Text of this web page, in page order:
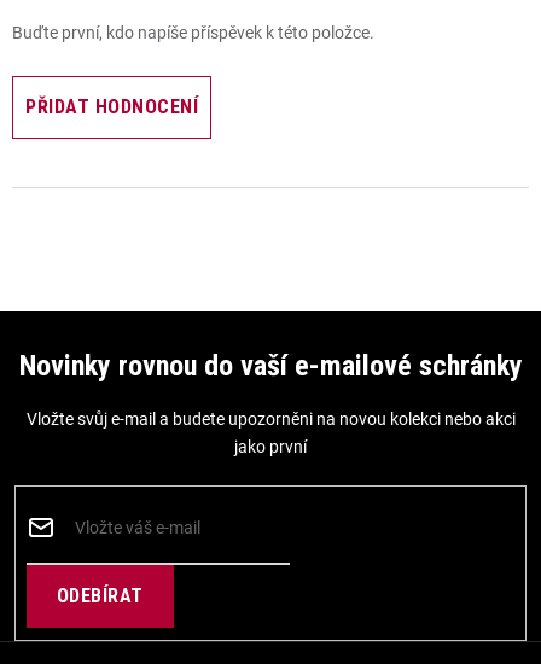
Buďte první, kdo napíše příspěvek k této položce.
PŘIDAT HODNOCENÍ
Novinky rovnou do vaší e-mailové schránky
Vložte svůj e-mail a budete upozorněni na novou kolekci nebo akci
jako první
PŘIHLÁSIT